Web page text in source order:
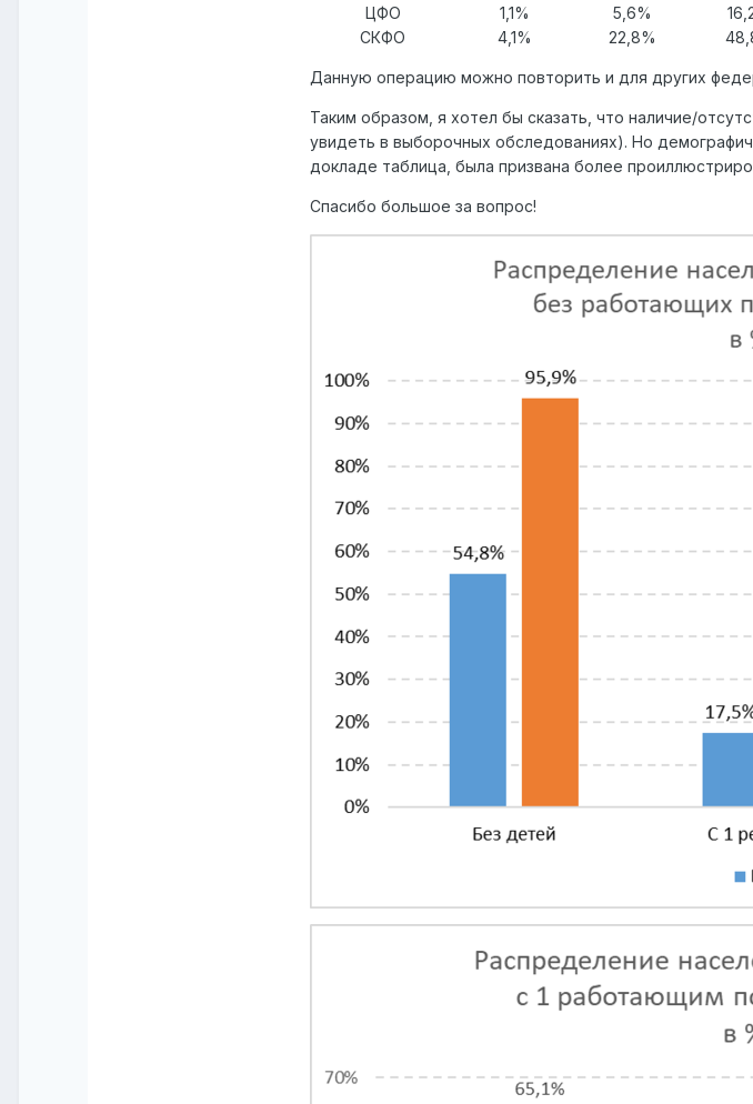
ЦФО
1,1% 5,6%
СКФО
4,1% 22,8%
Данную операцию можно повторить и для других
Таким образом, я хотел бы сказать, что наличие/
увидеть в выборочных обследованиях). Но
докладе таблица, была призвана более
Спасибо большое за вопрос!